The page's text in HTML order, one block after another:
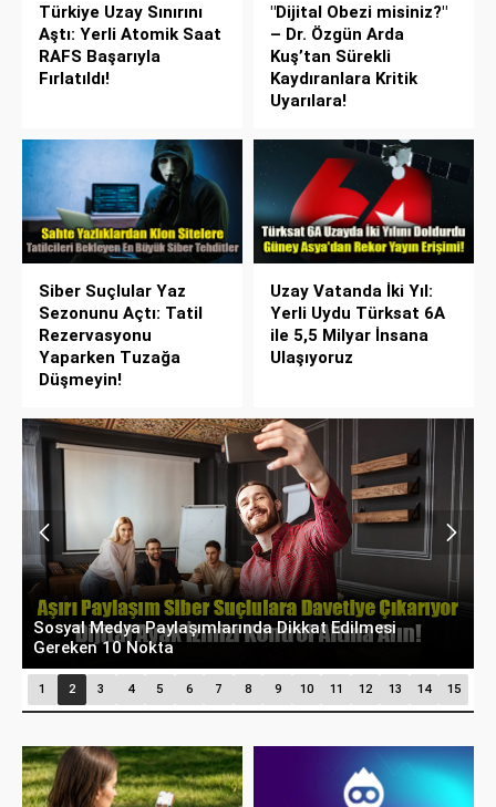
Türkiye Uzay Sınırını
Aştı: Yerli Atomik Saat
RAFS Başarıyla
Fırlatıldı!
"Dijital Obezi misiniz?"
– Dr. Özgün Arda
Kuş’tan Sürekli
Kaydıranlara Kritik
Uyarılara!
Siber Suçlular Yaz
Sezonunu Açtı: Tatil
Rezervasyonu
Yaparken Tuzağa
Düşmeyin!
Uzay Vatanda İki Yıl:
Yerli Uydu Türksat 6A
ile 5,5 Milyar İnsana
Ulaşıyoruz
Sosyal Medya Paylaşımlarında Dikkat Edilmesi
Gereken 10 Nokta
1 2 3 4 5 6 7 8 9 10 11 12 13 14 15